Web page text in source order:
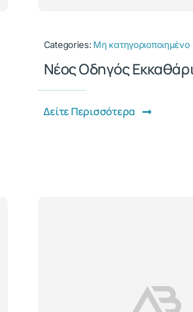
Categories: Μη κατηγοριοποιημένο
Νέος Οδηγός
Δείτε Περισσότερα